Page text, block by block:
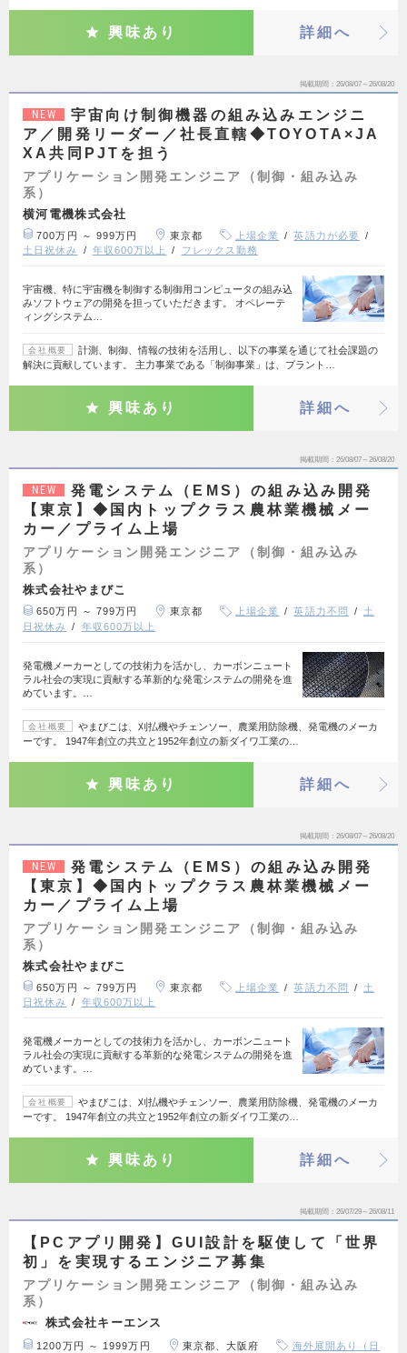
興味あり 詳細へ
掲載期間 26/08/07～26/08/20
NEW
宇宙向け制御機器の組み込みエンジニ
ア／開発リーダー／社長直轄◆TOYOTA×JA
XA共同PJTを担う
アプリケーション開発エンジニア（制御・組み込み
系）
横河電機株式会社
700万円 ～ 999万円 東京都 上場企業
英語力が必要
土日祝休み
年収600万以上 フレックス勤務
宇宙機、特に宇宙機を制御する制御用コンピュータの組み込
みソフトウェアの開発を担っていただきます。 オペレーテ
ィングシステム…
会社概要
計測、制御、情報の技術を活用し、以下の事業を通じて社会課題の
解決に貢献しています。 主力事業である「制御事業」は、プラント…
興味あり 詳細へ
掲載期間 26/08/07～26/08/20
NEW
発電システム（EMS）の組み込み開発
【東京】◆国内トップクラス農林業機械メー
カー／プライム上場
アプリケーション開発エンジニア（制御・組み込み
系）
株式会社やまびこ
650万円 ～ 799万円 東京都 上場企業 英語力不問
土
日祝休み
年収600万以上
発電機メーカーとしての技術力を活かし、カーボンニュート
ラル社会の実現に貢献する革新的な発電システムの開発を進
めています。…
会社概要
やまびこは、刈払機やチェンソー、農業用防除機、発電機のメーカ
ーです。 1947年創立の共立と1952年創立の新ダイワ工業の…
興味あり 詳細へ
掲載期間 26/08/07～26/08/20
NEW
発電システム（EMS）の組み込み開発
【東京】◆国内トップクラス農林業機械メー
カー／プライム上場
アプリケーション開発エンジニア（制御・組み込み
系）
株式会社やまびこ
650万円 ～ 799万円 東京都 上場企業 英語力不問
土
日祝休み
年収600万以上
発電機メーカーとしての技術力を活かし、カーボンニュート
ラル社会の実現に貢献する革新的な発電システムの開発を進
めています。…
会社概要
やまびこは、刈払機やチェンソー、農業用防除機、発電機のメーカ
ーです。 1947年創立の共立と1952年創立の新ダイワ工業の…
興味あり 詳細へ
掲載期間 26/07/29～26/08/11
【PCアプリ開発】GUI設計を駆使して「世界
初」を実現するエンジニア募集
アプリケーション開発エンジニア（制御・組み込み
系）
株式会社キーエンス
1200万円 ～ 1999万円 東京都、大阪府
海外展開あり（日